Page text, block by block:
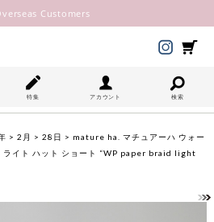
Customers
特集 アカウント 検索
> 2月 > 28日 > mature ha. マチュアーハ ウォー
ライト ハット ショート “WP paper braid light